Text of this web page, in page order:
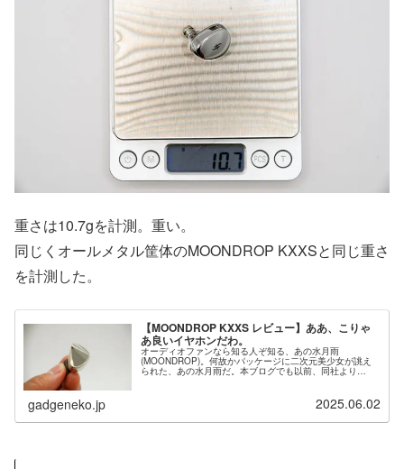
重さは10.7gを計測。重い。
同じくオールメタル筐体のMOONDROP KXXSと同じ重さ
を計測した。
【MOONDROP KXXS レビュー】ああ、こりゃ
あ良いイヤホンだわ。
オーディオファンなら知る人ぞ知る、あの水月雨
(MOONDROP)。何故かパッケージに二次元美少女が誂え
られた、あの水月雨だ。本ブログでも以前、同社より
gadgeneko.jp 2025.06.02